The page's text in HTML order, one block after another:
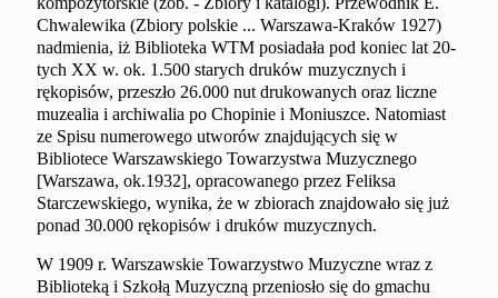
Chwalewika (Zbiory polskie ... Warszawa-Kraków 1927)
nadmienia, iż Biblioteka WTM posiadała pod koniec lat 20-
tych XX w. ok. 1.500 starych druków muzycznych i
rękopisów, przeszło 26.000 nut drukowanych oraz liczne
muzealia i archiwalia po Chopinie i Moniuszce. Natomiast
ze Spisu numerowego utworów znajdujących się w
Bibliotece Warszawskiego Towarzystwa Muzycznego
[Warszawa, ok.1932], opracowanego przez Feliksa
Starczewskiego, wynika, że w zbiorach znajdowało się już
ponad 30.000 rękopisów i druków muzycznych.
W 1909 r. Warszawskie Towarzystwo Muzyczne wraz z
Biblioteką i Szkołą Muzyczną przeniosło się do gmachu